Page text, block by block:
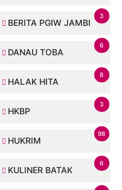
BERITA PGIW JAMBI
3
DANAU TOBA
6
HALAK HITA
8
HKBP
3
HUKRIM
98
KULINER BATAK
6